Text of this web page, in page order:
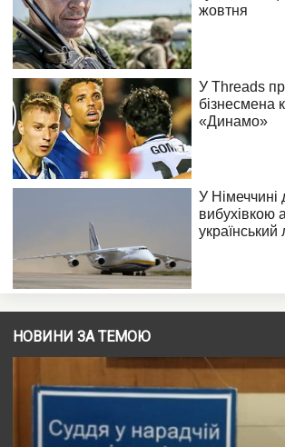
НОВИНИ ЗА ТЕМОЮ